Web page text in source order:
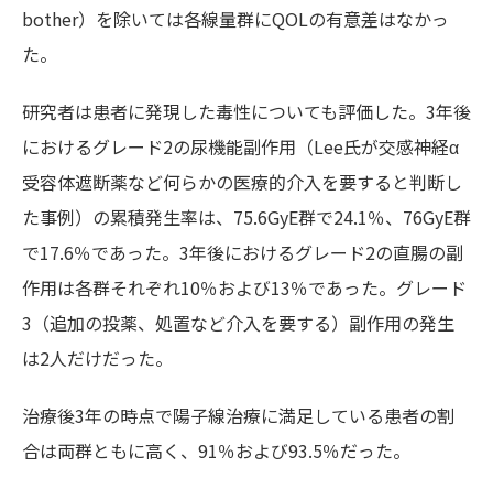
bother）を除いては各線量群にQOLの有意差はなかっ
た。
研究者は患者に発現した毒性についても評価した。3年後
におけるグレード2の尿機能副作用（Lee氏が交感神経α
受容体遮断薬など何らかの医療的介入を要すると判断し
た事例）の累積発生率は、75.6GyE群で24.1％、76GyE群
で17.6％であった。3年後におけるグレード2の直腸の副
作用は各群それぞれ10％および13％であった。グレード
3（追加の投薬、処置など介入を要する）副作用の発生
は2人だけだった。
治療後3年の時点で陽子線治療に満足している患者の割
合は両群ともに高く、91％および93.5％だった。